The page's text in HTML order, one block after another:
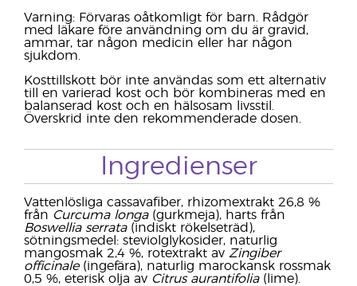
Varning: Förvaras oåtkomligt för barn. Rådgör
med läkare före användning om du är gravid,
ammar, tar någon medicin eller har någon
sjukdom.
Kosttillskott bör inte användas som ett alternativ
till en varierad kost och bör kombineras med en
balanserad kost och en hälsosam livsstil.
Överskrid inte den rekommenderade dosen.
Ingredienser
Vattenlösliga cassavafiber, rhizomextrakt 26,8 %
från Curcuma longa(gurkmeja), harts från
Boswellia serrata(indiskt rökelseträd),
sötningsmedel: steviolglykosider, naturlig
mangosmak 2,4 %, rotextrakt av Zingiber
officinale(ingefära), naturlig marockansk rossmak
0,5 %, eterisk olja av Citrus aurantifolia(lime).